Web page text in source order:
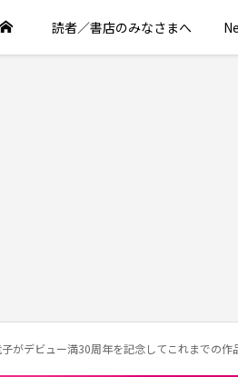
読者／書店のみなさまへ
がデビュー満30周年を記念してこれまでの作